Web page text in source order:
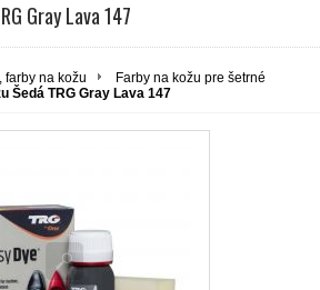
Gray Lava 147
farby na kožu
Farby na kožu pre šetrné
Šedá TRG Gray Lava 147